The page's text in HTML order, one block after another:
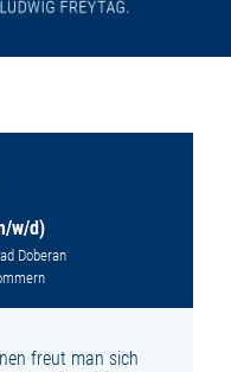
w/d)
Doberan
freut man sich